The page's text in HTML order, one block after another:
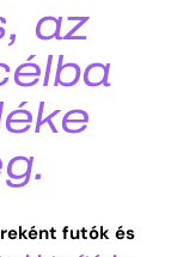
az
futók és